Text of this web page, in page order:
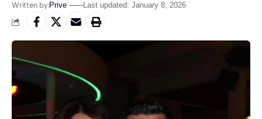
Written by:Prive Last updated: January 8, 2026